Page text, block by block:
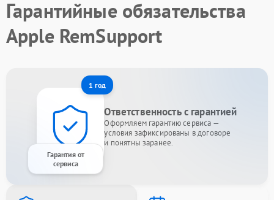
Гарантийные обязательства
Apple RemSupport
1 год
Гарантия от
сервиса
Ответственность с гарантией
Оформляем гарантию сервиса —
условия зафиксированы в договоре
и понятны заранее.